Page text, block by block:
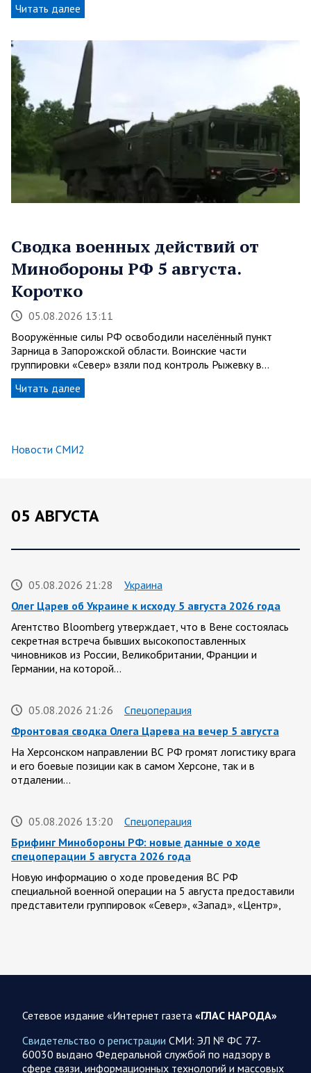
Читать далее
Сводка военных действий от
Минобороны РФ 5 августа.
Коротко
05.08.2026 13:11
Вооружённые силы РФ освободили населённый пункт
Зарница в Запорожской области. Воинские части
группировки «Север» взяли под контроль Рыжевку в…
Читать далее
Новости СМИ2
05 АВГУСТА
05.08.2026 21:28
Украина
Олег Царев об Украине к исходу 5 августа 2026 года
Агентство Bloomberg утверждает, что в Вене состоялась
секретная встреча бывших высокопоставленных
чиновников из России, Великобритании, Франции и
Германии, на которой…
05.08.2026 21:26
Спецоперация
Фронтовая сводка Олега Царева на вечер 5 августа
На Херсонском направлении ВС РФ громят логистику врага
и его боевые позиции как в самом Херсоне, так и в
отдалении…
05.08.2026 13:20
Спецоперация
Брифинг Минобороны РФ: новые данные о ходе
спецоперации 5 августа 2026 года
Новую информацию о ходе проведения ВС РФ
специальной военной операции на 5 августа предоставили
представители группировок «Север», «Запад», «Центр»,
Вооружённые силы РФ освободили населённый пункт
группировки «Север» взяли под контроль Рыжевку в…
Сетевое издание «Интернет газета «ГЛАС НАРОДА»
Свидетельство о регистрации СМИ: ЭЛ № ФС 77-
60030 выдано Федеральной службой по надзору в
сфере связи, информационных технологий и массовых